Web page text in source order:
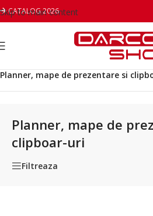
Skip to main content
CATALOG 2026
Birotica si papetarie
Planner, mape de prezentare si
Planner, mape de
clipboar-uri
Filtreaza